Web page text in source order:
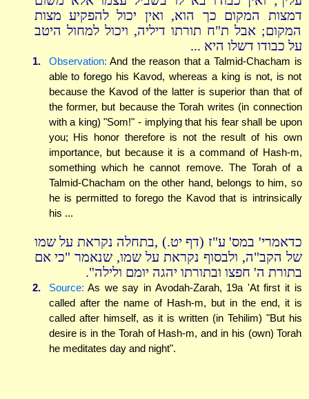
דמצות המקום כך הוא, ואין יכול להפקיע מצות
המקום; אבל ת"ח תורתו דיליה, ויכול למחול היטב
על כבודו דשלו היא ...
1. Observation: And the reason that a Talmid-Chacham is
able to forego his Kavod, whereas a king is not, is not
because the Kavod of the latter is superior than that of
the former, but because the Torah writes (in connection
with a king) "Som!" - implying that his fear shall be upon
you; His honor therefore is not the result of his own
importance, but because it is a command of Hash-m,
something which he cannot remove. The Torah of a
Talmid-Chacham on the other hand, belongs to him, so
he is permitted to forego the Kavod that is intrinsically
his ...
כדאמרי' במס' ע"ז (דף יט.) ,בתחלה נקראת על שמו
של הקב"ה, ולבסוף נקראת על שמו, שנאמר "כי אם
בתורת ה' חפצו ובתורתו יהגה יומם ולילה".
2. Source: As we say in Avodah-Zarah, 19a 'At first it is
called after the name of Hash-m, but in the end, it is
called after himself, as it is written (in Tehilim) "But his
desire is in the Torah of Hash-m, and in his (own) Torah
he meditates day and night".